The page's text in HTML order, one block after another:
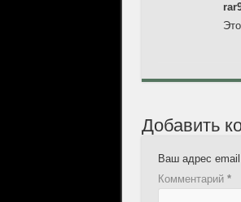
Добавить
Ваш адрес email
Комментарий *